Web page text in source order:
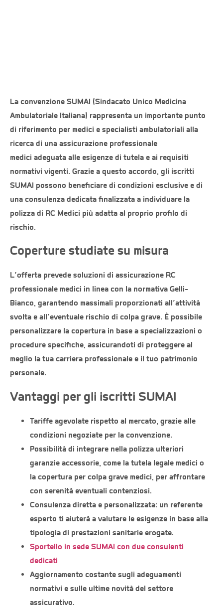
La convenzione SUMAI (Sindacato Unico Medicina
Ambulatoriale Italiana) rappresenta un importante punto
di riferimento per medici e specialisti ambulatoriali alla
ricerca di una assicurazione professionale
medici adeguata alle esigenze di tutela e ai requisiti
normativi vigenti. Grazie a questo accordo, gli iscritti
SUMAI possono beneficiare di condizioni esclusive e di
una consulenza dedicata finalizzata a individuare la
polizza di RC Medici più adatta al proprio profilo di
rischio.
Coperture studiate su misura
L’offerta prevede soluzioni di assicurazione RC
professionale medici in linea con la normativa Gelli-
Bianco, garantendo massimali proporzionati all’attività
svolta e all’eventuale rischio di colpa grave. È possibile
personalizzare la copertura in base a specializzazioni o
procedure specifiche, assicurandoti di proteggere al
meglio la tua carriera professionale e il tuo patrimonio
personale.
Vantaggi per gli iscritti SUMAI
Tariffe agevolate rispetto al mercato, grazie alle
condizioni negoziate per la convenzione.
Possibilità di integrare nella polizza ulteriori
garanzie accessorie, come la tutela legale medici o
la copertura per colpa grave medici, per affrontare
con serenità eventuali contenziosi.
Consulenza diretta e personalizzata: un referente
esperto ti aiuterà a valutare le esigenze in base alla
tipologia di prestazioni sanitarie erogate.
Sportello in sede SUMAI con due consulenti
dedicati
Aggiornamento costante sugli adeguamenti
normativi e sulle ultime novità del settore
assicurativo.